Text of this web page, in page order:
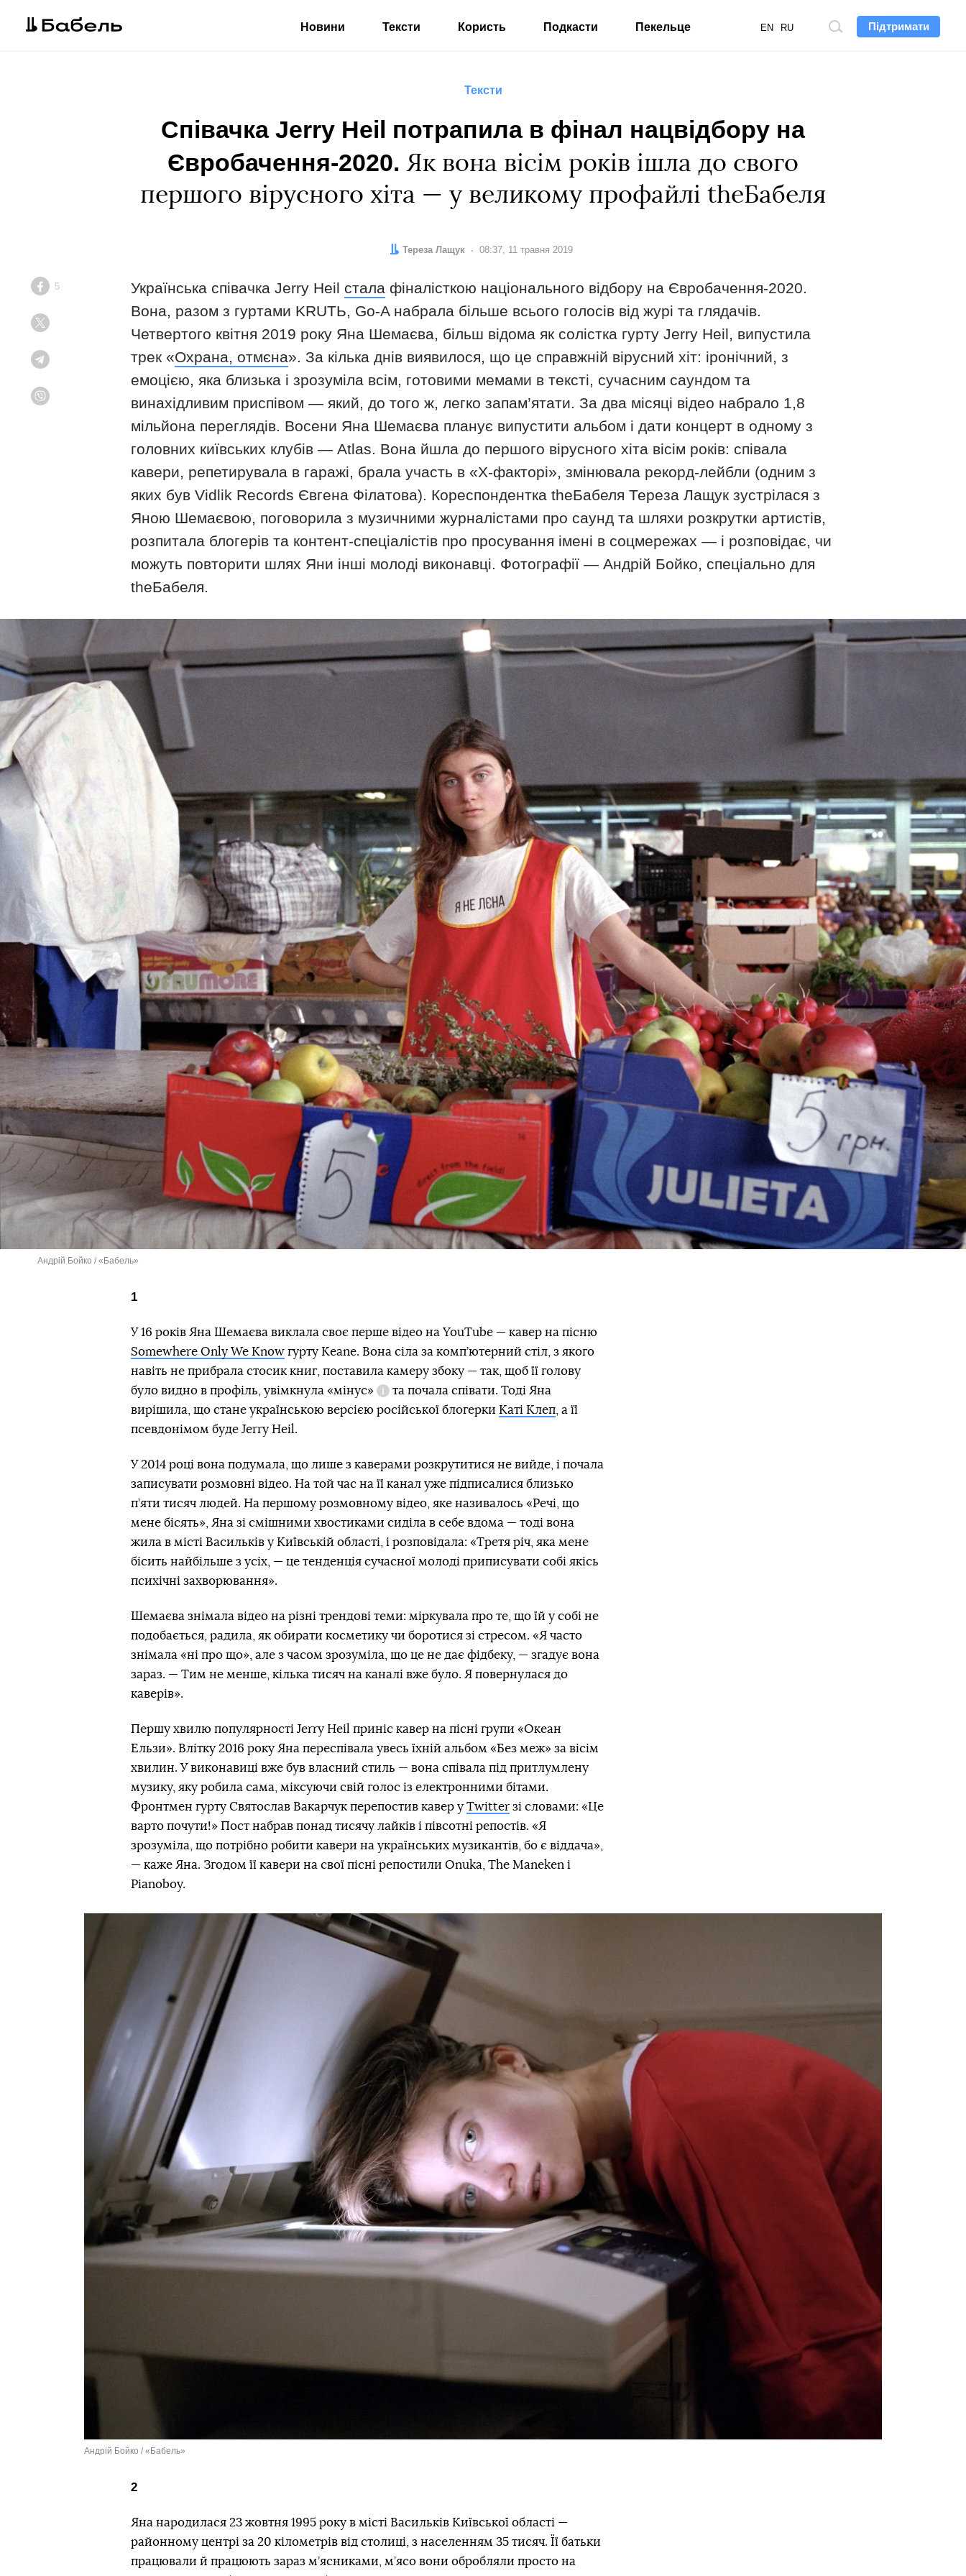
Підтримати
Пошук
EN RU
Новини Тексти Користь Подкасти Пекельце
Тексти
Співачка Jerry Heil потрапила в фінал нацвідбору на
Євробачення-2020. Як вона вісім років ішла до свого
першого вірусного хіта — у великому профайлі theБабеля
Автор:
Тереза Лащук Дата:
08:37, 11 травня 2019
Facebook
5 Українська співачка Jerry Heil стала фіналісткою національного відбору на Євробачення-2020.
Вона, разом з гуртами KRUTЬ, Gо-A набрала більше всього голосів від журі та глядачів.
Четвертого квітня 2019 року Яна Шемаєва, більш відома як солістка гурту Jerry Heil, випустила
трек «Охрана, отмєна». За кілька днів виявилося, що це справжній вірусний хіт: іронічний, з
емоцією, яка близька і зрозуміла всім, готовими мемами в тексті, сучасним саундом та
винахідливим приспівом — який, до того ж, легко запам’ятати. За два місяці відео набрало 1,8
мільйона переглядів. Восени Яна Шемаєва планує випустити альбом і дати концерт в одному з
головних київських клубів — Atlas. Вона йшла до першого вірусного хіта вісім років: співала
кавери, репетирувала в гаражі, брала участь в «Х-факторі», змінювала рекорд-лейбли (одним з
яких був Vidlik Records Євгена Філатова). Кореспондентка theБабеля Тереза Лащук зустрілася з
Яною Шемаєвою, поговорила з музичними журналістами про саунд та шляхи розкрутки артистів,
розпитала блогерів та контент-спеціалістів про просування імені в соцмережах — і розповідає, чи
можуть повторити шлях Яни інші молоді виконавці. Фотографії — Андрій Бойко, спеціально для
theБабеля.
Андрій Бойко / «Бабель»
1
У 16 років Яна Шемаєва виклала своє перше відео на YouТube — кавер на пісню
Somewhere Only We Know гурту Keane. Вона сіла за комп’ютерний стіл, з якого
навіть не прибрала стосик книг, поставила камеру збоку — так, щоб її голову
було видно в профіль, увімкнула «мінус»
Довідка
та почала співати. Тоді Яна
вирішила, що стане українською версією російської блогерки Каті Клеп , а її
псевдонімом буде Jerry Heil.
У 2014 році вона подумала, що лише з каверами розкрутитися не вийде, і почала
записувати розмовні відео. На той час на її канал уже підписалися близько
п’яти тисяч людей. На першому розмовному відео, яке називалось «Речі, що
мене бісять», Яна зі смішними хвостиками сиділа в себе вдома — тоді вона
жила в місті Васильків у Київській області, і розповідала: «Третя річ, яка мене
бісить найбільше з усіх, — це тенденція сучасної молоді приписувати собі якісь
психічні захворювання».
Шемаєва знімала відео на різні трендові теми: міркувала про те, що їй у собі не
подобається, радила, як обирати косметику чи боротися зі стресом. «Я часто
знімала «ні про що», але з часом зрозуміла, що це не дає фідбеку, — згадує вона
зараз. — Тим не менше, кілька тисяч на каналі вже було. Я повернулася до
каверів».
Першу хвилю популярності Jerry Heil приніс кавер на пісні групи «Океан
Ельзи». Влітку 2016 року Яна переспівала увесь їхній альбом «Без меж» за вісім
хвилин. У виконавиці вже був власний стиль — вона співала під притлумлену
музику, яку робила сама, міксуючи свій голос із електронними бітами.
Фронтмен гурту Святослав Вакарчук перепостив кавер у Twitter зі словами: «Це
варто почути!» Пост набрав понад тисячу лайків і півсотні репостів. «Я
зрозуміла, що потрібно робити кавери на українських музикантів, бо є віддача»,
— каже Яна. Згодом її кавери на свої пісні репостили Onuka, The Maneken і
Pianoboy.
Андрій Бойко / «Бабель»
2
Яна народилася 23 жовтня 1995 року в місті Васильків Київської області —
районному центрі за 20 кілометрів від столиці, з населенням 35 тисяч. Її батьки
працювали й працюють зараз м’ясниками, м’ясо вони обробляли просто на